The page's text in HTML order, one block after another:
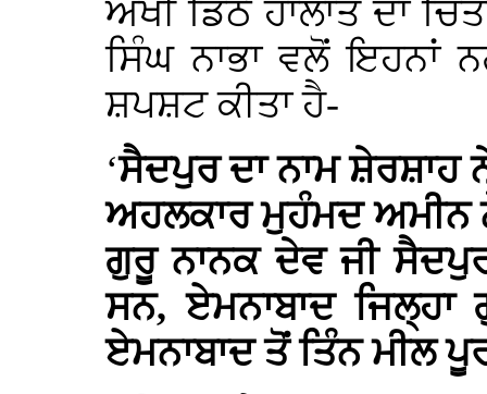
ਅੱਖੀਂ ਡਿਠੇ ਹਾਲਾਤ ਦਾ
ਸਿੰਘ ਨਾਭਾ ਵਲੋਂ ਇਹਨਾਂ
ਸ਼ਪਸ਼ਟ ਕੀਤਾ ਹੈ-
‘ਸੈਦਪੁਰ ਦਾ ਨਾਮ
ਅਹਲਕਾਰ ਮੁਹੰਮਦ ਅਮੀਨ
ਗੁਰੂ ਨਾਨਕ ਦੇਵ ਜੀ
ਸਨ, ਏਮਨਾਬਾਦ
ਏਮਨਾਬਾਦ ਤੋਂ ਤਿੰਨ ਮੀਲ